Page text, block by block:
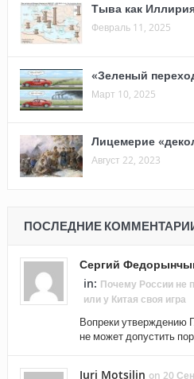
Тыва как
Февраль 11, 2025
«Зеленый
Март 10, 2025
Лицемерие
Август 22, 2023
ПОСЛЕДНИЕ
Сергий
in: Почему России не
или у Китая своя игра
Вопреки
не может допустить
Juri Motsilin on 20 Сен